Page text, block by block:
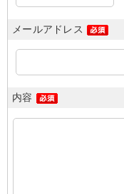
メールアドレス
内容